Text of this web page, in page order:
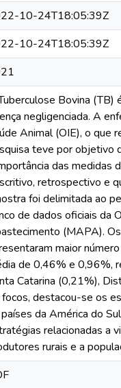
10-24T18:05:39Z
10-24T18:05:39Z
Bovina (TB)
negligenciada. A
Animal (OIE), o que
teve por objetivo
das medidas
retrospectivo e
foi delimitada ao
de dados oficiais da
(MAPA).
maior
de 0,46% e 0,96%,
Catarina (0,21%),
destacou-se os
da América do
relacionadas a
rurais e a